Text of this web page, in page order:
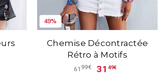
49%
Chemise Décontractée
Rétro à Motifs
61 99€ 31 49€